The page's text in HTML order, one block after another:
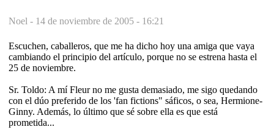
Noel - 14 de noviembre de 2005 - 16:21
Escuchen, caballeros, que me ha dicho hoy una amiga que vaya
cambiando el principio del artículo, porque no se estrena hasta el
25 de noviembre.
Sr. Toldo: A mí Fleur no me gusta demasiado, me sigo quedando
con el dúo preferido de los 'fan fictions" sáficos, o sea, Hermione-
Ginny. Además, lo último que sé sobre ella es que está
prometida...